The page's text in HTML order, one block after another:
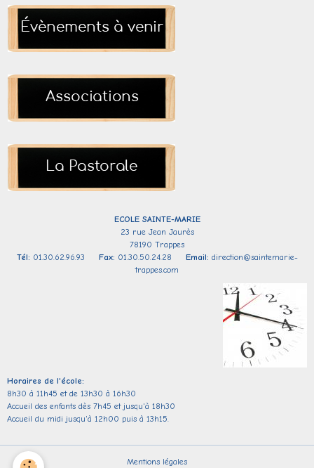
ECOLE SAINTE-MARIE
23 rue Jean Jaurès
78190 Trappes
Tél: 01.30.62.96.93 Fax: 01.30.50.24.28 Email: direction@saintemarie-
trappes.com
Horaires de l'école:
8h30 à 11h45 et de 13h30 à 16h30
Accueil des enfants dès 7h45 et jusqu'à 18h30
Accueil du midi jusqu'à 12h00 puis à 13h15.
Mentions légales